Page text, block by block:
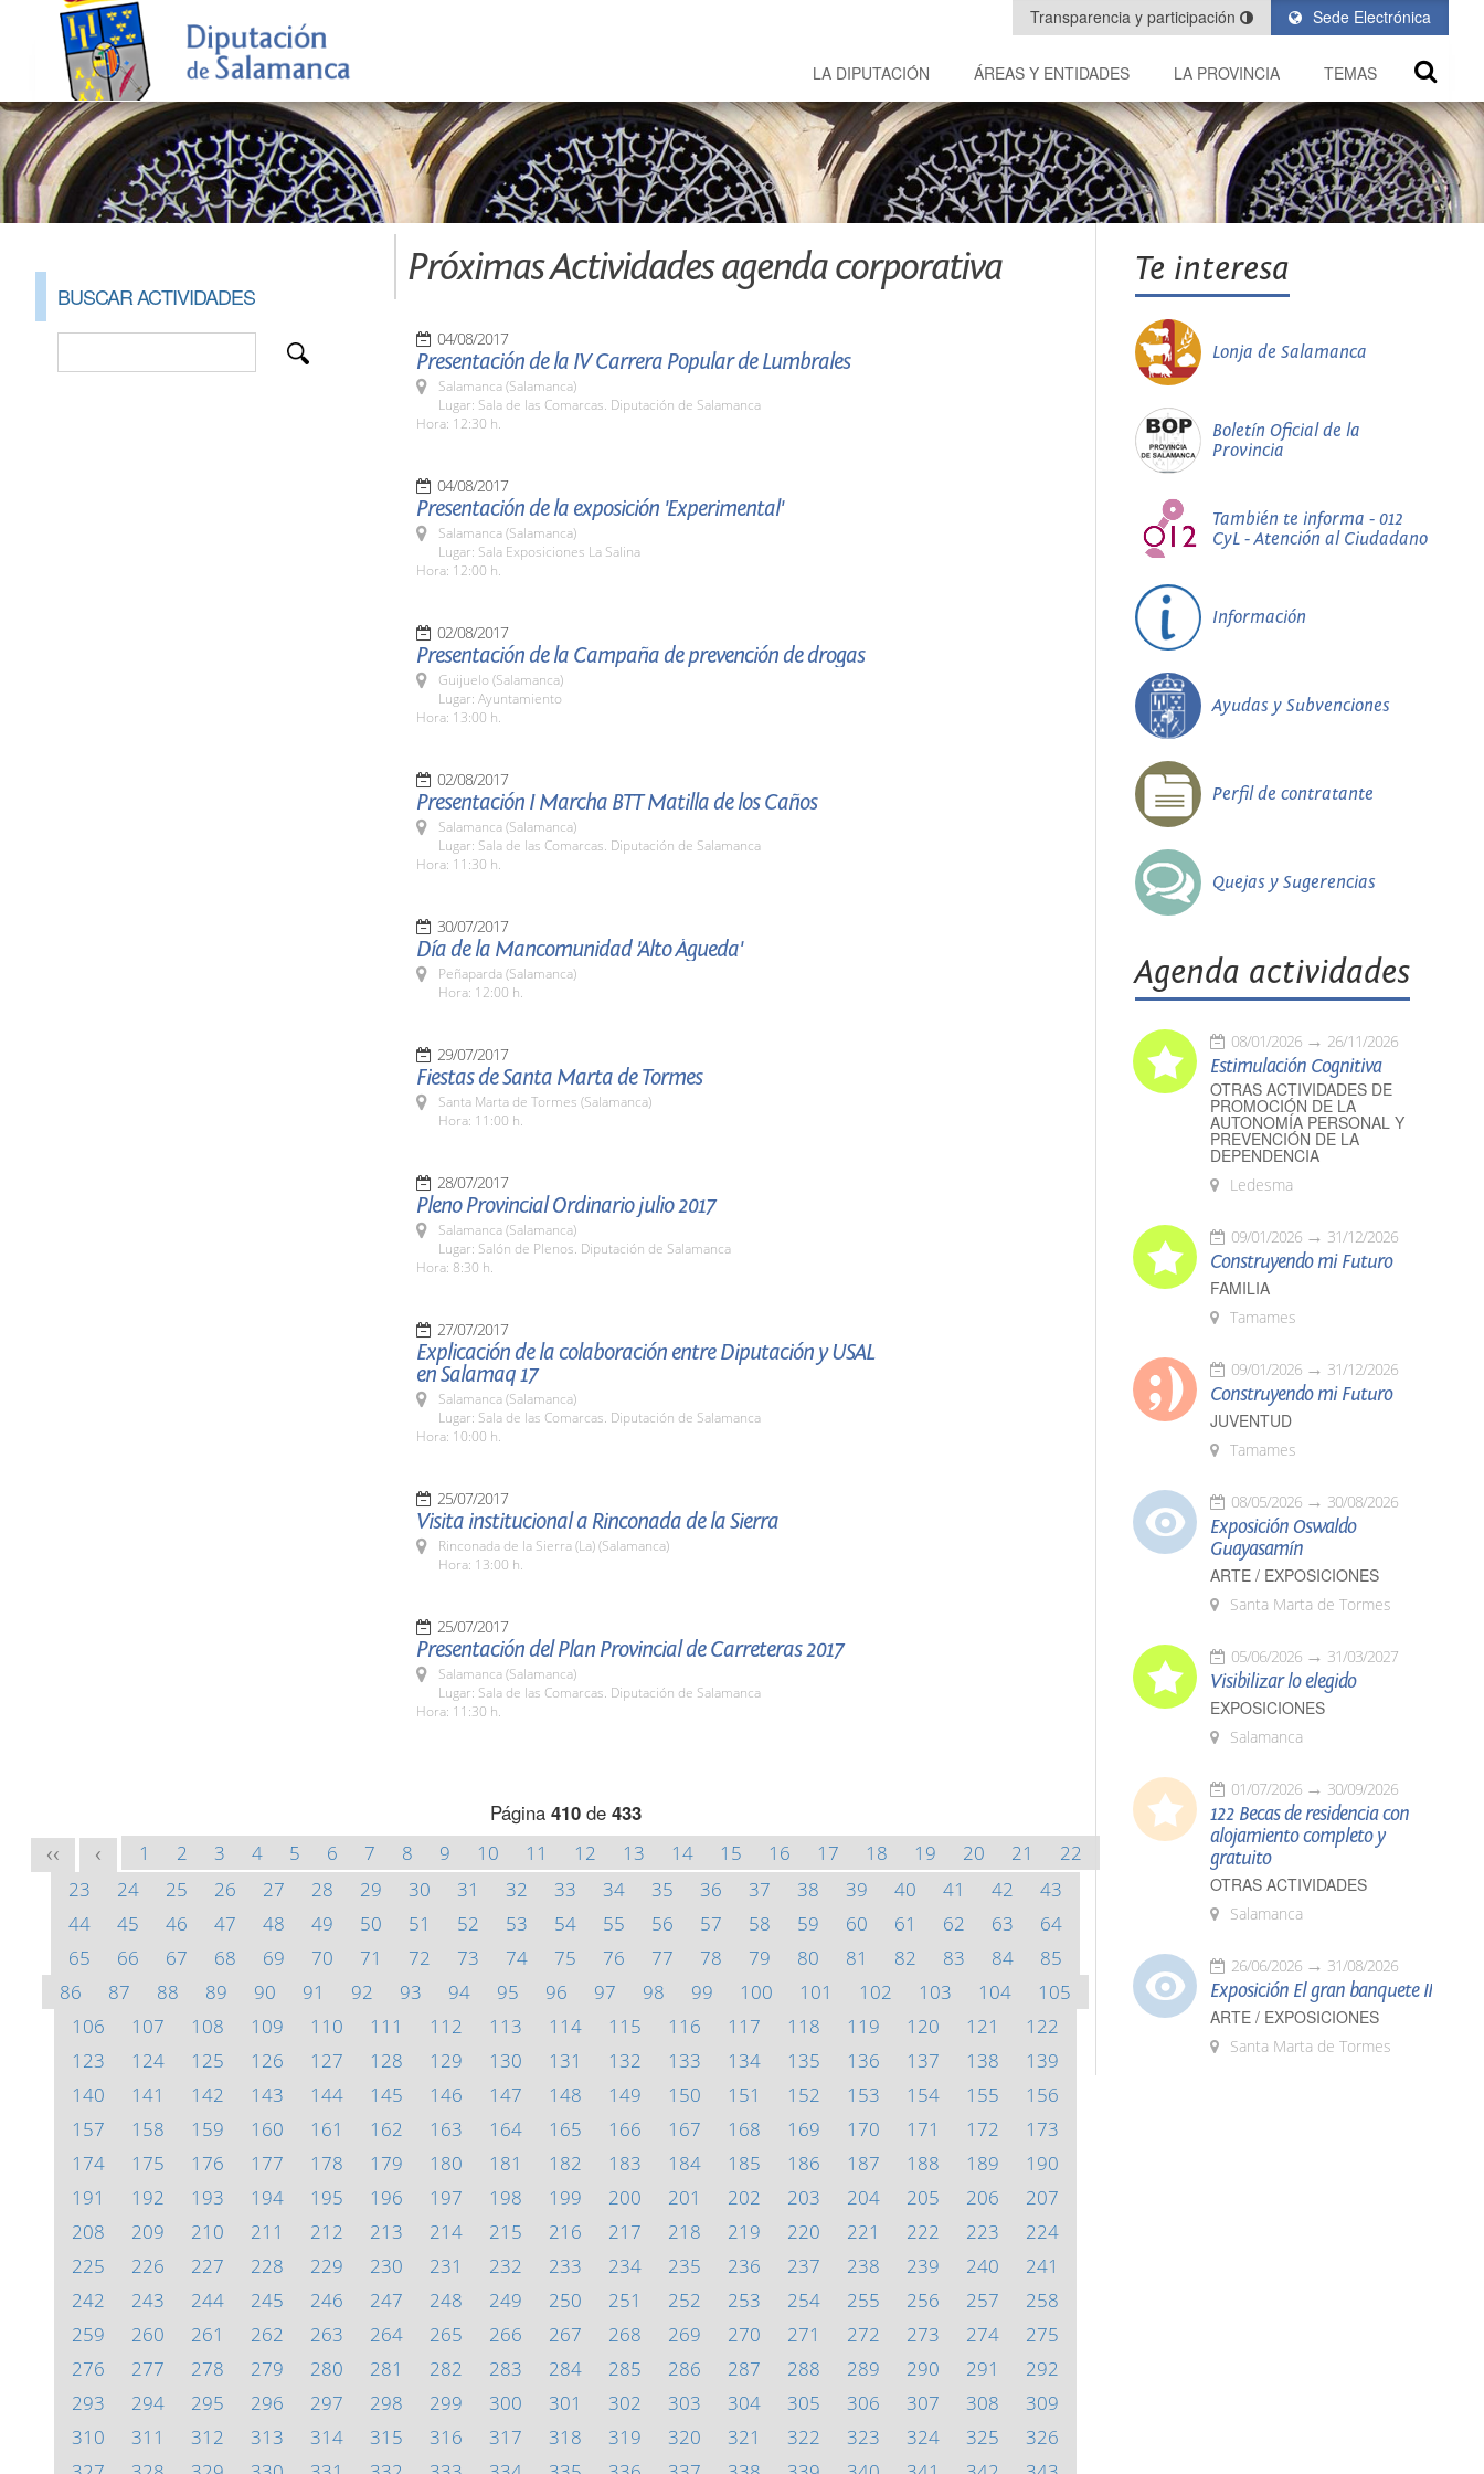
Sede Electrónica
Transparencia y participación
LA DIPUTACIÓN ÁREAS Y ENTIDADES LA PROVINCIA TEMAS
BUSCAR ACTIVIDADES
Próximas Actividades agenda corporativa
04/08/2017
Presentación de la IV Carrera Popular de Lumbrales
Salamanca (Salamanca)
Lugar: Sala de las Comarcas. Diputación de Salamanca
Hora: 12:30 h.
04/08/2017
Presentación de la exposición 'Experimental'
Salamanca (Salamanca)
Lugar: Sala Exposiciones La Salina
Hora: 12:00 h.
02/08/2017
Presentación de la Campaña de prevención de drogas
Guijuelo (Salamanca)
Lugar: Ayuntamiento
Hora: 13:00 h.
02/08/2017
Presentación I Marcha BTT Matilla de los Caños
Salamanca (Salamanca)
Lugar: Sala de las Comarcas. Diputación de Salamanca
Hora: 11:30 h.
30/07/2017
Día de la Mancomunidad 'Alto Águeda'
Peñaparda (Salamanca)
Hora: 12:00 h.
29/07/2017
Fiestas de Santa Marta de Tormes
Santa Marta de Tormes (Salamanca)
Hora: 11:00 h.
28/07/2017
Pleno Provincial Ordinario julio 2017
Salamanca (Salamanca)
Lugar: Salón de Plenos. Diputación de Salamanca
Hora: 8:30 h.
27/07/2017
Explicación de la colaboración entre Diputación y USAL
en Salamaq 17
Salamanca (Salamanca)
Lugar: Sala de las Comarcas. Diputación de Salamanca
Hora: 10:00 h.
25/07/2017
Visita institucional a Rinconada de la Sierra
Rinconada de la Sierra (La) (Salamanca)
Hora: 13:00 h.
25/07/2017
Presentación del Plan Provincial de Carreteras 2017
Salamanca (Salamanca)
Lugar: Sala de las Comarcas. Diputación de Salamanca
Hora: 11:30 h.
Página 410de 433
<< < 1 2 3 4 5 6 7 8 9 10 11 12 13 14 15 16 17 18 19 20 21
22
23
24 25 26 27 28 29 30 31 32 33 34 35 36 37 38 39 40 41 42
43
44
45 46 47 48 49 50 51 52 53 54 55 56 57 58 59 60 61 62 63
64
65
66 67 68 69 70 71 72 73 74 75 76 77 78 79 80 81 82 83 84
85
86
87 88 89 90 91 92 93 94 95 96 97 98 99 100 101 102 103 104
105
106
107 108 109 110 111 112 113 114 115 116 117 118 119 120 121
122
123
124 125 126 127 128 129 130 131 132 133 134 135 136 137 138
139
140
141 142 143 144 145 146 147 148 149 150 151 152 153 154 155
156
157
158 159 160 161 162 163 164 165 166 167 168 169 170 171 172
173
174
175 176 177 178 179 180 181 182 183 184 185 186 187 188 189
190
191
192 193 194 195 196 197 198 199 200 201 202 203 204 205 206
207
208
209 210 211 212 213 214 215 216 217 218 219 220 221 222 223
224
225
226 227 228 229 230 231 232 233 234 235 236 237 238 239 240
241
242
243 244 245 246 247 248 249 250 251 252 253 254 255 256 257
258
259
260 261 262 263 264 265 266 267 268 269 270 271 272 273 274
275
276
277 278 279 280 281 282 283 284 285 286 287 288 289 290 291
292
293
294 295 296 297 298 299 300 301 302 303 304 305 306 307 308
309
310
311 312 313 314 315 316 317 318 319 320 321 322 323 324 325
326
Te interesa
Lonja de Salamanca
Boletín Oficial de la
Provincia
También te informa - 012
CyL - Atención al Ciudadano
Información
Ayudas y Subvenciones
Perfil de contratante
Quejas y Sugerencias
Agenda actividades
08/01/2026 26/11/2026
Estimulación Cognitiva
OTRAS ACTIVIDADES DE
PROMOCIÓN DE LA
AUTONOMÍA PERSONAL Y
PREVENCIÓN DE LA
DEPENDENCIA
Ledesma
09/01/2026 31/12/2026
Construyendo mi Futuro
FAMILIA
Tamames
09/01/2026 31/12/2026
Construyendo mi Futuro
JUVENTUD
Tamames
08/05/2026 30/08/2026
Exposición Oswaldo
Guayasamín
ARTE / EXPOSICIONES
Santa Marta de Tormes
05/06/2026 31/03/2027
Visibilizar lo elegido
EXPOSICIONES
Salamanca
01/07/2026 30/09/2026
122 Becas de residencia con
alojamiento completo y
gratuito
OTRAS ACTIVIDADES
Salamanca
26/06/2026 31/08/2026
Exposición El gran banquete II
ARTE / EXPOSICIONES
Santa Marta de Tormes